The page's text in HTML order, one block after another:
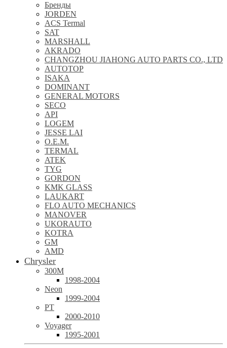
Бренды
JORDEN
ACS Termal
SAT
MARSHALL
AKRADO
CHANGZHOU JIAHONG AUTO PARTS CO., LTD
AUTOTOP
ISAKA
DOMINANT
GENERAL MOTORS
SECO
API
LOGEM
JESSE LAI
O.E.M.
TERMAL
ATEK
TYG
GORDON
KMK GLASS
LAUKART
FLO AUTO MECHANICS
MANOVER
UKORAUTO
KOTRA
GM
AMD
Chrysler
300M
1998-2004
Neon
1999-2004
PT
2000-2010
Voyager
1995-2001